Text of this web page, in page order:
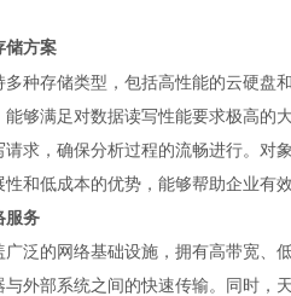
储方案
多种存储类型，包括高性能的云硬盘
能够满足对数据读写性能要求极高的
请求，确保分析过程的流畅进行。对
性和低成本的优势，能够帮助企业有
服务
广泛的网络基础设施，拥有高带宽、
与外部系统之间的快速传输。同时，